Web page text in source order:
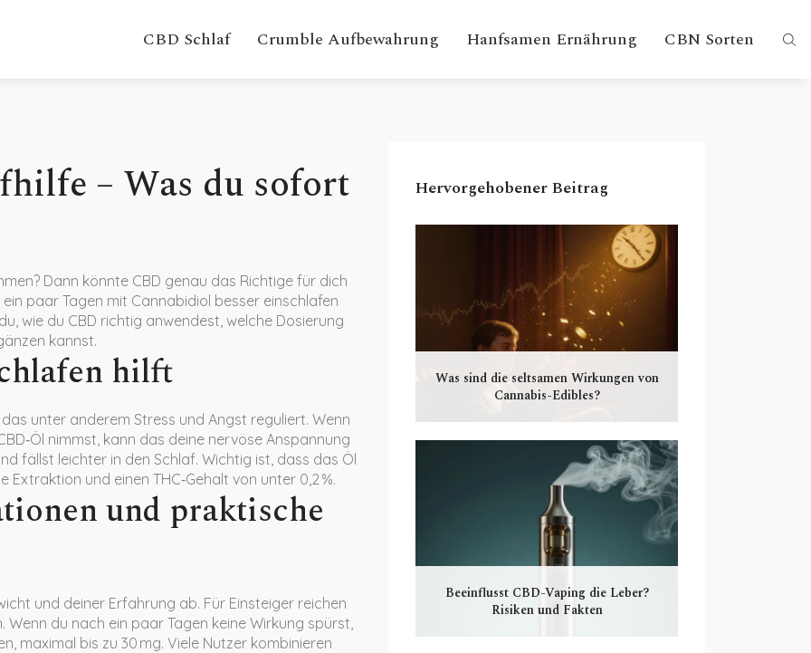
CBD Schlaf Crumble Aufbewahrung Hanfsamen Ernährung CBN Sorten
– Was du sofort
Dann könnte CBD genau das Richtige für dich
paar Tagen mit Cannabidiol besser einschlafen
wie du CBD richtig anwendest, welche Dosierung
kannst.
hilft
unter anderem Stress und Angst reguliert. Wenn
nimmst, kann das deine nervöse Anspannung
fällst leichter in den Schlaf. Wichtig ist, dass das Öl
und einen THC‑Gehalt von unter 0,2 %.
und praktische
und deiner Erfahrung ab. Für Einsteiger reichen
du nach ein paar Tagen keine Wirkung spürst,
maximal bis zu 30 mg. Viele Nutzer kombinieren
Hervorgehobener Beitrag
Was sind die seltsamen Wirkungen von
Cannabis-Edibles?
Beeinflusst CBD-Vaping die Leber?
Risiken und Fakten